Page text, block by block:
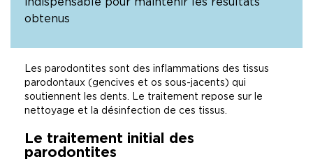
indispensable pour maintenir les résultats
obtenus
Les parodontites sont des inflammations des tissus
parodontaux (gencives et os sous-jacents) qui
soutiennent les dents. Le traitement repose sur le
nettoyage et la désinfection de ces tissus.
Le traitement initial des
parodontites